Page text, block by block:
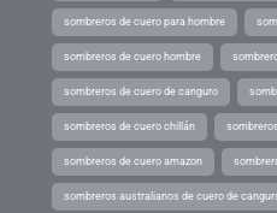
sombreros de cuero para hombre
sombreros de cuero hombre
sombreros de cuero de canguro
sombreros de cuero chillán
sombreros de cuero amazon
sombreros australianos de cuero de